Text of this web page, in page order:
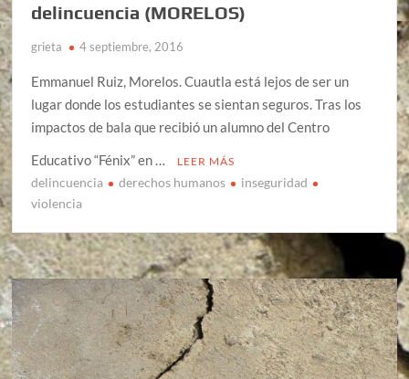
delincuencia (MORELOS)
grieta 4 septiembre, 2016
Emmanuel Ruiz, Morelos. Cuautla está lejos de ser un
lugar donde los estudiantes se sientan seguros. Tras los
impactos de bala que recibió un alumno del Centro
Educativo “Fénix” en …
LEER MÁS
delincuencia derechos humanos
inseguridad
violencia